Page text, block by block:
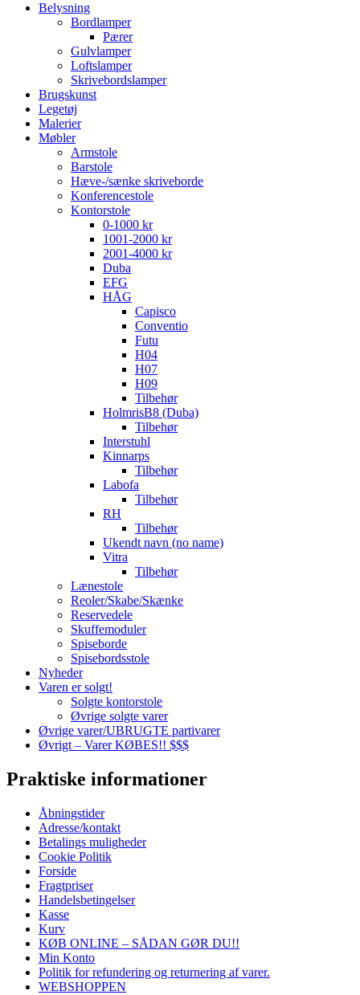
Belysning
Bordlamper
Pærer
Gulvlamper
Loftslamper
Skrivebordslamper
Brugskunst
Legetøj
Malerier
Møbler
Armstole
Barstole
Hæve-/sænke skriveborde
Konferencestole
Kontorstole
0-1000 kr
1001-2000 kr
2001-4000 kr
Duba
EFG
HÅG
Capisco
Conventio
Futu
H04
H07
H09
Tilbehør
HolmrisB8 (Duba)
Tilbehør
Interstuhl
Kinnarps
Tilbehør
Labofa
Tilbehør
RH
Tilbehør
Ukendt navn (no name)
Vitra
Tilbehør
Lænestole
Reoler/Skabe/Skænke
Reservedele
Skuffemoduler
Spiseborde
Spisebordsstole
Nyheder
Varen er solgt!
Solgte kontorstole
Øvrige solgte varer
Øvrige varer/UBRUGTE partivarer
Øvrigt – Varer KØBES!! $$$
Praktiske informationer
Åbningstider
Adresse/kontakt
Betalings muligheder
Cookie Politik
Forside
Fragtpriser
Handelsbetingelser
Kasse
Kurv
KØB ONLINE – SÅDAN GØR DU!!
Min Konto
Politik for refundering og returnering af varer.
WEBSHOPPEN